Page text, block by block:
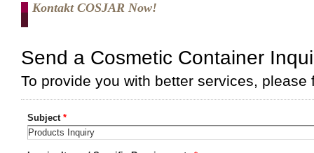
Kontakt COSJAR Now!